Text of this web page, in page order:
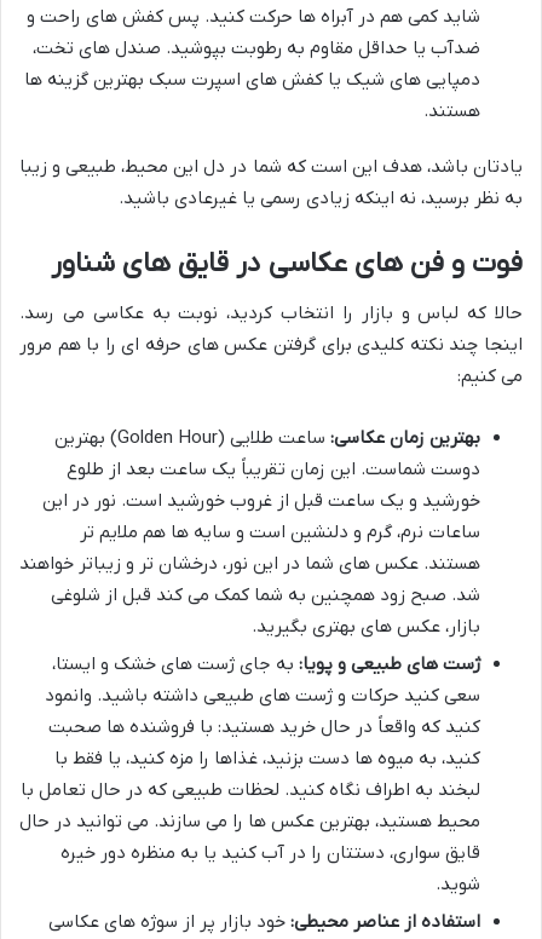
شاید کمی هم در آبراه ها حرکت کنید. پس کفش های راحت و
ضدآب یا حداقل مقاوم به رطوبت بپوشید. صندل های تخت،
دمپایی های شیک یا کفش های اسپرت سبک بهترین گزینه ها
هستند.
یادتان باشد، هدف این است که شما در دل این محیط، طبیعی و زیبا
به نظر برسید، نه اینکه زیادی رسمی یا غیرعادی باشید.
فوت و فن های عکاسی در قایق های شناور
حالا که لباس و بازار را انتخاب کردید، نوبت به عکاسی می رسد.
اینجا چند نکته کلیدی برای گرفتن عکس های حرفه ای را با هم مرور
می کنیم:
بهترین زمان عکاسی:
ساعت طلایی (Golden Hour) بهترین
دوست شماست. این زمان تقریباً یک ساعت بعد از طلوع
خورشید و یک ساعت قبل از غروب خورشید است. نور در این
ساعات نرم، گرم و دلنشین است و سایه ها هم ملایم تر
هستند. عکس های شما در این نور، درخشان تر و زیباتر خواهند
شد. صبح زود همچنین به شما کمک می کند قبل از شلوغی
بازار، عکس های بهتری بگیرید.
ژست های طبیعی و پویا: به جای ژست های خشک و ایستا،
سعی کنید حرکات و ژست های طبیعی داشته باشید. وانمود
کنید که واقعاً در حال خرید هستید: با فروشنده ها صحبت
کنید، به میوه ها دست بزنید، غذاها را مزه کنید، یا فقط با
لبخند به اطراف نگاه کنید. لحظات طبیعی که در حال تعامل با
محیط هستید، بهترین عکس ها را می سازند. می توانید در حال
قایق سواری، دستتان را در آب کنید یا به منظره دور خیره
شوید.
استفاده از عناصر محیطی: خود بازار پر از سوژه های عکاسی